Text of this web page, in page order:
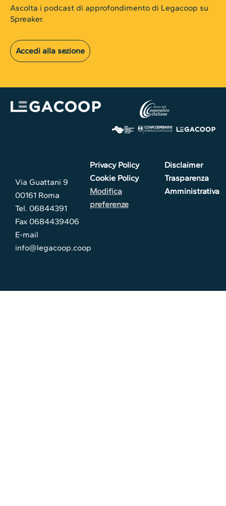
Ascolta i podcast di approfondimento di Legacoop su
Spreaker.
Accedi alla sezione
Via Guattani 9
00161 Roma
Tel. 06844391
Fax 0684439406
E-mail
info@legacoop.coop
Privacy Policy
Cookie Policy
Modifica
preferenze
Disclaimer
Trasparenza
Amministrativa